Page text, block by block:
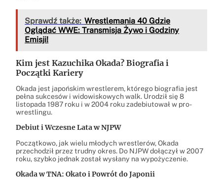
Sprawdź także: Wrestlemania 40 Gdzie
Oglądać WWE: Transmisja Żywo i Godziny
Emisji!
Kim jest Kazuchika Okada? Biografia i
Początki Kariery
Okada jest japońskim wrestlerem, którego biografia jest
pełna sukcesów i widowiskowych walk. Urodził się 8
listopada 1987 roku i w 2004 roku zadebiutował w pro-
wrestlingu.
Debiut i Wczesne Lata w NJPW
Początkowo, jak wielu młodych wrestlerów, Okada
przechodził przez trudny okres. Do NJPW dołączył w 2007
roku, szybko jednak został wysłany na wypożyczenie.
Okada w TNA: Okato i Powrót do Japonii